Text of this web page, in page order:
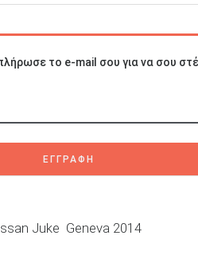
το e-mail σου για να σου
ΕΓΓΡΑΦΗ
Juke Geneva 2014